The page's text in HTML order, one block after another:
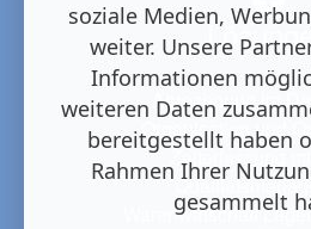
Abrechnung im
Organisation und
Zeiterfassung
Warenwirtschaft
soziale Medien,
weiter. Unsere
Informationen
weiteren Daten
bereitgestellt haben
Rahmen Ihrer
gesammelt